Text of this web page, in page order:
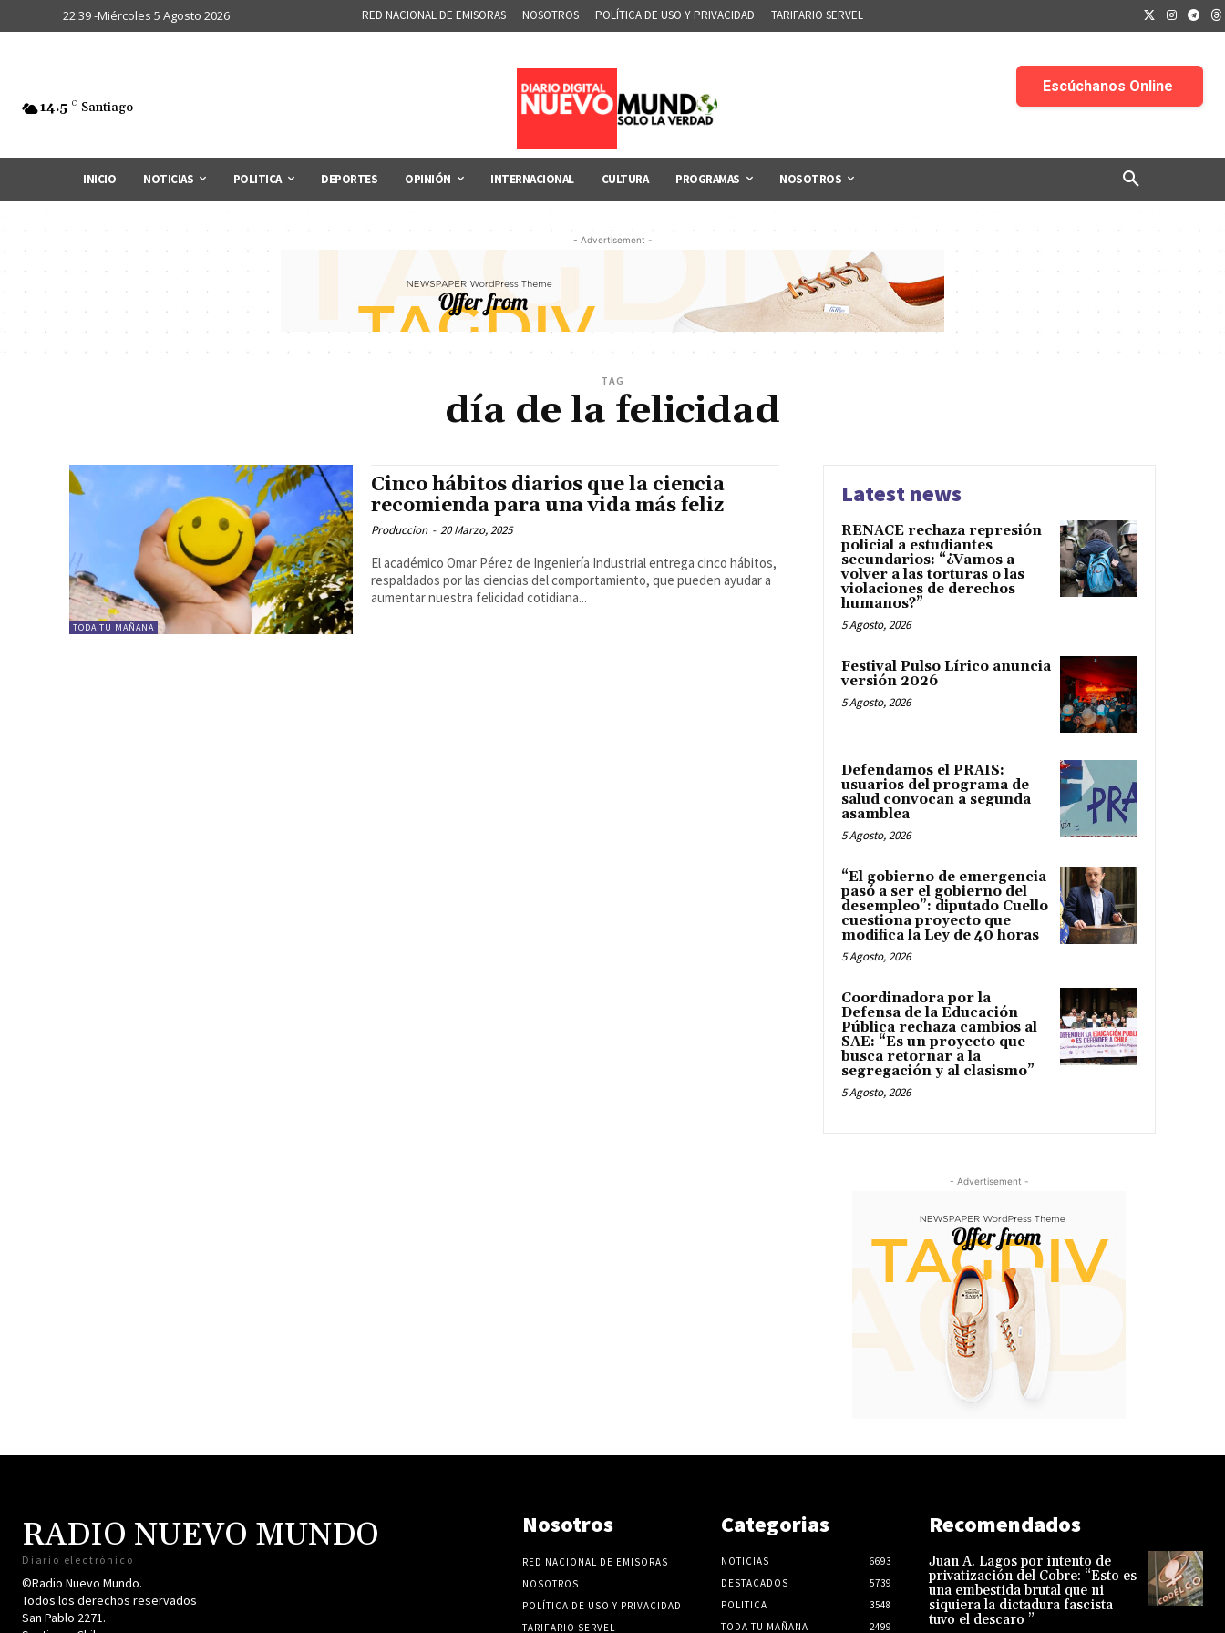
22:39 -Miércoles 5 Agosto 2026 RED NACIONAL DE EMISORAS NOSOTROS POLÍTICA DE USO Y PRIVACIDAD TARIFARIO SERVEL
14.5 C Santiago
INICIO NOTICIAS POLITICA DEPORTES OPINIÓN INTERNACIONAL CULTURA PROGRAMAS NOSOTROS
- Advertisement -
TAG
día de la felicidad
TODA TU MAÑANA
Cinco hábitos diarios que la ciencia
recomienda para una vida más feliz
Produccion - 20 Marzo, 2025
El académico Omar Pérez de Ingeniería Industrial entrega cinco hábitos,
respaldados por las ciencias del comportamiento, que pueden ayudar a
aumentar nuestra felicidad cotidiana...
Latest news
RENACE rechaza represión
policial a estudiantes
secundarios: “¿Vamos a
volver a las torturas o las
violaciones de derechos
humanos?”
5 Agosto, 2026
Festival Pulso Lírico anuncia
versión 2026
5 Agosto, 2026
Defendamos el PRAIS:
usuarios del programa de
salud convocan a segunda
asamblea
5 Agosto, 2026
“El gobierno de emergencia
pasó a ser el gobierno del
desempleo”: diputado Cuello
cuestiona proyecto que
modifica la Ley de 40 horas
5 Agosto, 2026
Coordinadora por la
Defensa de la Educación
Pública rechaza cambios al
SAE: “Es un proyecto que
busca retornar a la
segregación y al clasismo”
5 Agosto, 2026
- Advertisement -
RADIO NUEVO MUNDO
Diario electrónico
©Radio Nuevo Mundo.
Todos los derechos reservados
San Pablo 2271.
Nosotros
RED NACIONAL DE EMISORAS
NOSOTROS
POLÍTICA DE USO Y PRIVACIDAD
TARIFARIO SERVEL
Categorias
NOTICIAS
6693
DESTACADOS
5739
POLITICA
3548
TODA TU MAÑANA
2499
Recomendados
Juan A. Lagos por intento de
privatización del Cobre: “Esto es
una embestida brutal que ni
siquiera la dictadura fascista
tuvo el descaro ”